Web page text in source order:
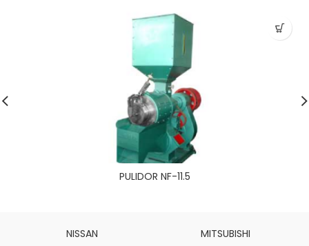
PULIDOR NF-11.5
NISSAN MITSUBISHI